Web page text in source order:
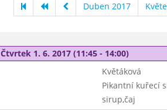
Duben 2017
Čtvrtek 1. 6. 2017 (11:45 - 14:00)
Květáková
Pikantní kuřecí
sirup,čaj